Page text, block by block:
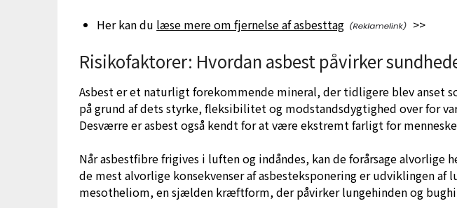
Her kan du læse mere om fjernelse af asbesttag >>
Risikofaktorer: Hvordan asbest påvirker
Asbest er et naturligt forekommende mineral, der tidligere blev anset
på grund af dets styrke, fleksibilitet og modstandsdygtighed over for
Desværre er asbest også kendt for at være ekstremt farligt for
Når asbestfibre frigives i luften og indåndes, kan de forårsage alvorlige
de mest alvorlige konsekvenser af asbesteksponering er udviklingen af
mesotheliom, en sjælden kræftform, der påvirker lungehinden og